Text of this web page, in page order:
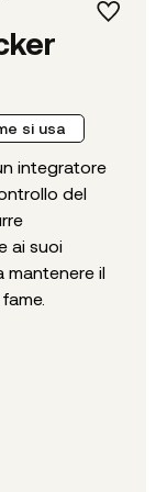
si usa
integratore
del
ai suoi
mantenere il